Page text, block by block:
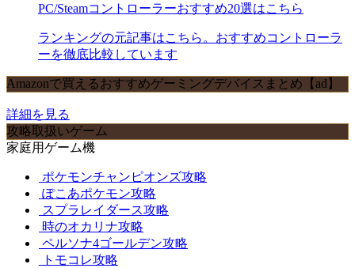
PC/Steamコントローラーおすすめ20選はこちら
ランキングの元記事はこちら。おすすめコントローラ
ーを徹底比較しています
Amazonで買えるおすすめゲーミングデバイスまとめ【ad】
詳細を見る
攻略取扱いゲーム
家庭用ゲーム機
ポケモンチャンピオンズ攻略
ぽこあポケモン攻略
スプラレイダース攻略
時のオカリナ攻略
ペルソナ4ゴールデン攻略
トモコレ攻略